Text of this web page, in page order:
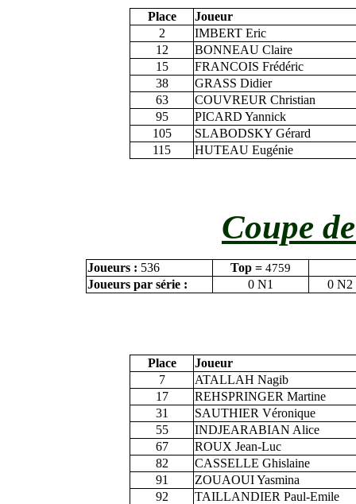
Place
Joueur
2
IMBERT Eric
12
BONNEAU Claire
15
FRANCOIS Frédéric
38
GRASS Didier
63
COUVREUR Christian
95
PICARD Yannick
105
SLABODSKY Gérard
115
HUTEAU Eugénie
Coupe
Joueurs : 536 Top = 4759
Joueurs par série : 0 N1 0 N2
Place
Joueur
7
ATALLAH Nagib
17
REHSPRINGER Martine
31
SAUTHIER Véronique
55
INDJEARABIAN Alice
67
ROUX Jean-Luc
82
CASSELLE Ghislaine
91
ZOUAOUI Yasmina
92
TAILLANDIER Paul-Emile